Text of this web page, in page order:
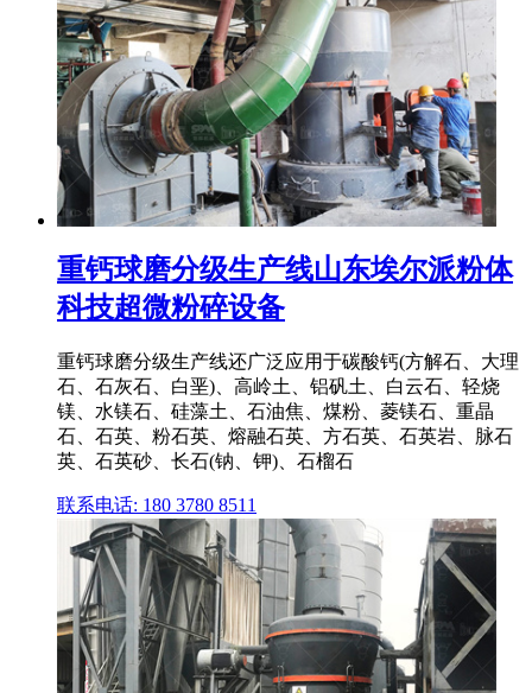
重钙球磨分级生产线山东埃尔派粉体
科技超微粉碎设备
重钙球磨分级生产线还广泛应用于碳酸钙(方解石、大理
石、石灰石、白垩)、高岭土、铝矾土、白云石、轻烧
镁、水镁石、硅藻土、石油焦、煤粉、菱镁石、重晶
石、石英、粉石英、熔融石英、方石英、石英岩、脉石
英、石英砂、长石(钠、钾)、石榴石
联系电话: 180 3780 8511